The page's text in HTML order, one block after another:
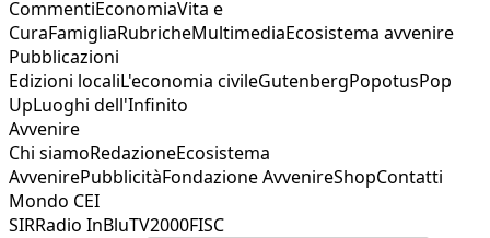
CommentiEconomiaVita e
CuraFamigliaRubricheMultimediaEcosistema avvenire
Pubblicazioni
Edizioni localiL'economia civileGutenbergPopotusPop
UpLuoghi dell'Infinito
Avvenire
Chi siamoRedazioneEcosistema
AvvenirePubblicitàFondazione AvvenireShopContatti
Mondo CEI
SIRRadio InBluTV2000FISC